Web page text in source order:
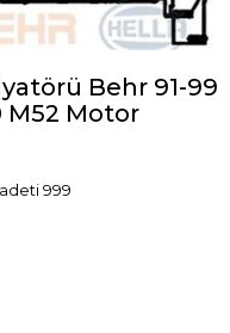
Behr 91-99
M52 Motor
999